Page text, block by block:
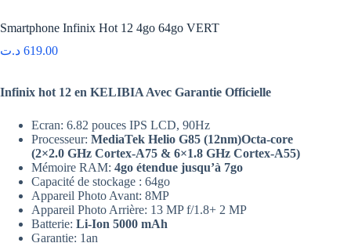
Smartphone Infinix Hot 12 4go 64go VERT
619.00 د.ت
Infinix hot 12 en KELIBIA Avec Garantie Officielle
Ecran: 6.82 pouces IPS LCD, 90Hz
Processeur: MediaTek Helio G85 (12nm)Octa-core
(2×2.0 GHz Cortex-A75 & 6×1.8 GHz Cortex-A55)
Mémoire RAM: 4go étendue jusqu’à 7go
Capacité de stockage : 64go
Appareil Photo Avant: 8MP
Appareil Photo Arrière: 13 MP f/1.8+ 2 MP
Batterie: Li-Ion 5000 mAh
Garantie: 1an